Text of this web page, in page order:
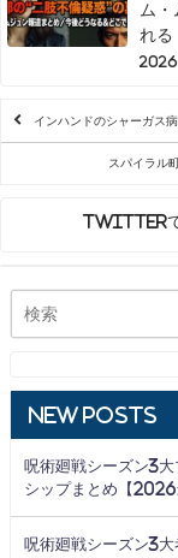
ム
れる
2026
インハンドのシャーガス
スパイラル
Twitterで
New Posts
呪術廻戦シーズン3
シップまとめ【2026
呪術廻戦シーズン3